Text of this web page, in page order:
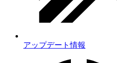
アップデート情報